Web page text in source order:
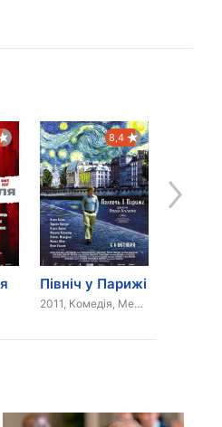
8,4
Північ у Парижі
2011, Комедія, Мелодрама